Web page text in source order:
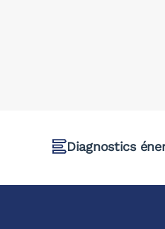
Diagnostics